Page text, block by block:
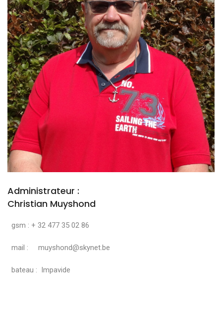
Administrateur :
Christian Muyshond
gsm : + 32 477 35 02 86
mail : muyshond@skynet.be
bateau : Impavide